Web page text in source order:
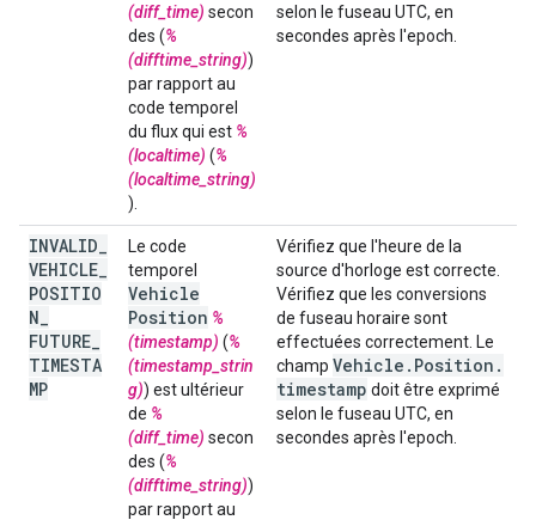
(diff_time) secon
des (%
(difftime_string))
par rapport au
code temporel
du flux qui est %
(localtime) (%
(localtime_string)
).
selon le fuseau UTC, en
secondes après l'epoch.
INVALID
VEHICLE
POSITIO
N
FUTURE
TIMESTA
MP
Le code
temporel
Vehicle
Position %
(timestamp) (%
(timestamp_strin
g)) est ultérieur
de %
(diff_time) secon
des (%
(difftime_string))
par rapport au
Vérifiez que l'heure de la
source d'horloge est correcte.
Vérifiez que les conversions
de fuseau horaire sont
effectuées correctement. Le
champ Vehicle . Position .
timestamp doit être exprimé
selon le fuseau UTC, en
secondes après l'epoch.